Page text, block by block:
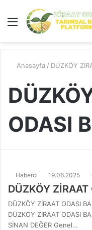
Menü
Anasayfa / DÜZKÖY
ODASI
Haberci 19.06.2025
DÜZKÖY
DÜZKÖY ZİRAAT ODASI
DÜZKÖY ZİRAAT ODASI
SİNAN DEĞER Genel…